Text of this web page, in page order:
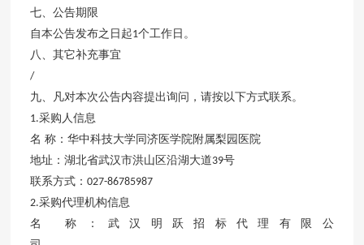
七、公告期限
自本公告发布之日起1个工作日。
八、其它补充事宜
/
九、凡对本次公告内容提出询问，请按以下方式联系。
1.采购人信息
名 称：华中科技大学同济医学院附属梨园医院
地址：湖北省武汉市洪山区沿湖大道39号
联系方式：027-86785987
2.采购代理机构信息
名
称：武汉明跃招标代理有限公